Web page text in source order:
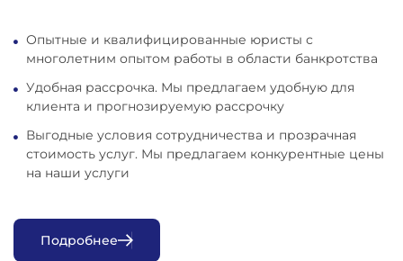
Опытные и квалифицированные юристы с
многолетним опытом работы в области банкротства
Удобная рассрочка. Мы предлагаем удобную для
клиента и прогнозируемую рассрочку
Выгодные условия сотрудничества и прозрачная
стоимость услуг. Мы предлагаем конкурентные цены
на наши услуги
Подробнее